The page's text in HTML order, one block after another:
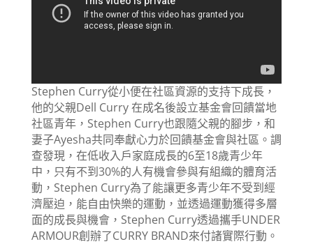
Stephen Curry從小便在社區資源的支持下成長，
他的父親Dell Curry 在成名後設立基金會回饋當地
社區青年，Stephen Curry也跟隨父親的腳步，和
妻子Ayesha共同奉獻心力於回饋基金會與社區。調
查發現，在低收入戶家庭成長的6至18歲青少年
中，只有不到30%的人有機會參與有組織的體育活
動，Stephen Curry為了能讓更多青少年不受到經
濟壓迫，能自由快樂的運動，並透過運動獲得多層
面的成長與機會，Stephen Curry透過攜手UNDER
ARMOUR創辦了CURRY BRAND來付諸實際行動。